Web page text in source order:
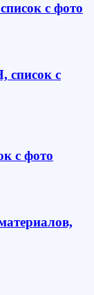
с фото
список с
с фото